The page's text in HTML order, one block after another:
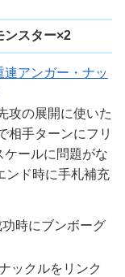
ンスター×2
連アンガー・ナッ
攻の展開に使いた
相手ターンにフリ
ールに問題がな
ンド時に手札補充
時にブンボーグ
ックルをリンク